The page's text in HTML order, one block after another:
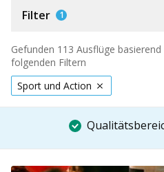
Filter 1
Gefunden 113 Ausflüge
folgenden Filtern
Sport und Action